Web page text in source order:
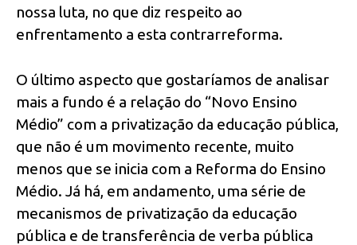
nossa luta, no que diz respeito ao
enfrentamento a esta contrarreforma.
O último aspecto que gostaríamos de analisar
mais a fundo é a relação do “Novo Ensino
Médio” com a privatização da educação pública,
que não é um movimento recente, muito
menos que se inicia com a Reforma do Ensino
Médio. Já há, em andamento, uma série de
mecanismos de privatização da educação
pública e de transferência de verba pública